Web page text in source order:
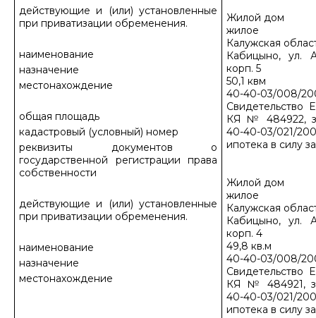
действующие и (или) установленные
при приватизации обременения.
наименование
назначение
местонахождение
общая площадь
кадастровый (условный) номер
реквизиты документов о
государственной регистрации права
собственности
действующие и (или) установленные
при приватизации обременения.
наименование
назначение
местонахождение
Жилой дом
жилое
Калужская
Кабицыно, ул.
корп. 5
50,1 квм
40-40-03/008/
Свидетельство
КЯ № 484922,
40-40-03/021/
ипотека в силу
Жилой дом
жилое
Калужская
Кабицыно, ул.
корп. 4
49,8 кв.м
40-40-03/008/
Свидетельство
КЯ № 484921,
40-40-03/021/
ипотека в силу